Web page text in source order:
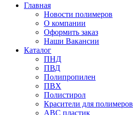
Главная
Новости полимеров
О компании
Оформить заказ
Наши Вакансии
Каталог
ПНД
ПВД
Полипропилен
ПВХ
Полистирол
Красители для полимеров
АВС пластик